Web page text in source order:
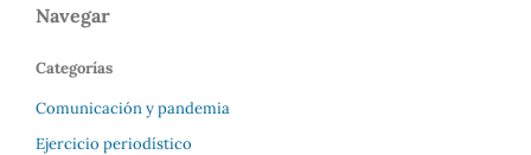
Navegar
Categorías
Comunicación y pandemia
Ejercicio periodístico